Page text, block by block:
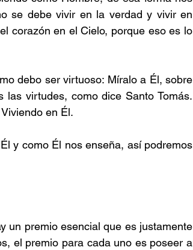
se debe vivir en la verdad y vivir en
corazón en el Cielo, porque eso es lo
debo ser virtuoso: Míralo a Él, sobre
virtudes, como dice Santo Tomás.
en Él.
y como Él nos enseña, así podremos
un premio esencial que es justamente
el premio para cada uno es poseer a